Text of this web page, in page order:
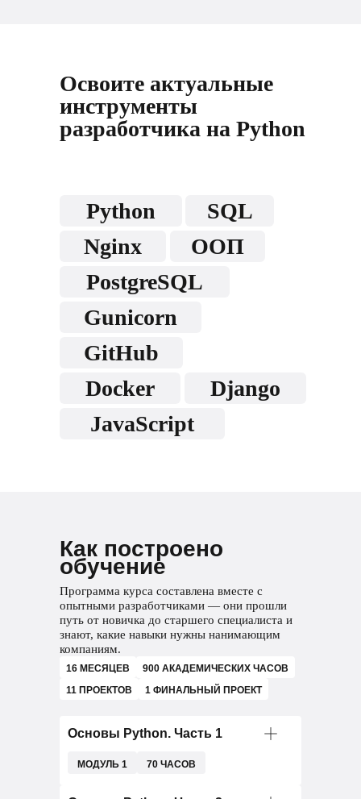
Освоите актуальные
инструменты
разработчика на Python
Python
Django
JavaScript
GitHub
PostgreSQL
Nginx
Gunicorn
SQL
Docker
ООП
Как построено
обучение
Программа курса составлена вместе с
опытными разработчиками — они прошли
путь от новичка до старшего специалиста и
знают, какие навыки нужны нанимающим
компаниям.
16 МЕСЯЦЕВ
900 АКАДЕМИЧЕСКИХ ЧАСОВ
11 ПРОЕКТОВ
1 ФИНАЛЬНЫЙ ПРОЕКТ
Основы Python. Часть 1
МОДУЛЬ 1 70 ЧАСОВ